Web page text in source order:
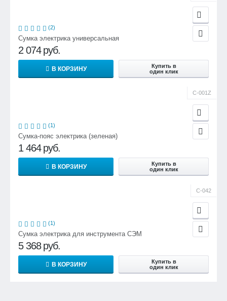
(2)
Сумка электрика универсальная
2 074 руб.
В КОРЗИНУ
Купить в
один клик
С-001Z
(1)
Сумка-пояс электрика (зеленая)
1 464 руб.
В КОРЗИНУ
Купить в
один клик
С-042
(1)
Сумка электрика для инструмента СЭМ
5 368 руб.
В КОРЗИНУ
Купить в
один клик